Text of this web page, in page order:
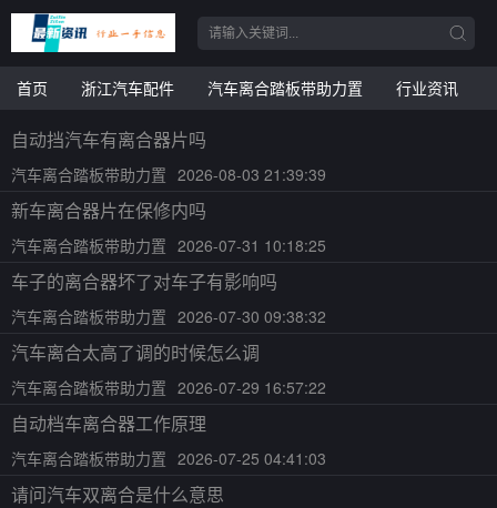
首页 浙江汽车配件 汽车离合踏板带助力置 行业资讯
自动挡汽车有离合器片吗
汽车离合踏板带助力置 2026-08-03 21:39:39
新车离合器片在保修内吗
汽车离合踏板带助力置 2026-07-31 10:18:25
车子的离合器坏了对车子有影响吗
汽车离合踏板带助力置 2026-07-30 09:38:32
汽车离合太高了调的时候怎么调
汽车离合踏板带助力置 2026-07-29 16:57:22
自动档车离合器工作原理
汽车离合踏板带助力置 2026-07-25 04:41:03
请问汽车双离合是什么意思